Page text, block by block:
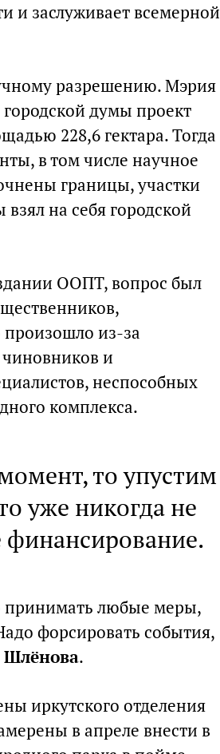
и заслуживает всемерной
разрешению. Мэрия
думы проект
228,6 гектара. Тогда
в том числе научное
границы, участки
на себя городской
ООПТ, вопрос был
произошло из-за
и
неспособных
комплекса.
то упустим
уже никогда не
финансирование.
любые меры,
форсировать события,
Шлёнова.
иркутского отделения
в апреле внести в